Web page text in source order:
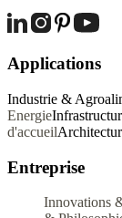
Applications
Industrie &
Energie
d'accueil
Entreprise
Innovations